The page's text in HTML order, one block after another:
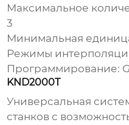
Максимальное
3
Минимальная
Режимы
Программирование:
KND2000T
Универсальная
станков с